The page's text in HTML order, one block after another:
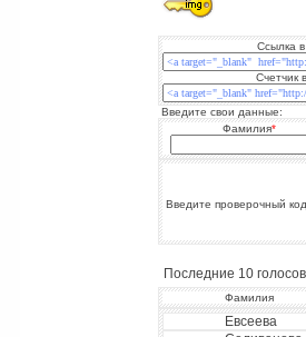
Ссылка
Счетчик
Введите свои данные:
Фамилия*
Введите проверочный код
Последние 10
Фамилия
Евсеева